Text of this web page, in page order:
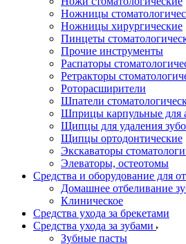
Ножницы
Ножницы хирургические
Пинцеты
Прочие инструменты
Распаторы
Ретракторы
Роторасширители
Шпатели
Шприцы карпульные для
Щипцы для удаления
Щипцы ортодонтические
Экскаваторы
Элеваторы, остеотомы
Средства и оборудование для
Домашнее отбеливание
Клиническое
Средства ухода за брекетами
Средства ухода за зубами
Зубные пасты